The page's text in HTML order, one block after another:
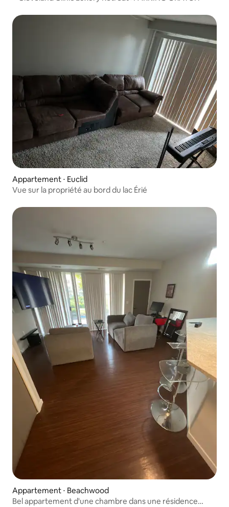
Appartement ⋅ Euclid
Vue sur la propriété au bord du lac Érié
Appartement ⋅ Beachwood
Bel appartement d'une chambre dans une résidence